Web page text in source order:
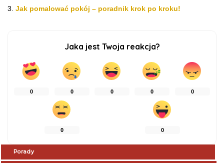
Jak pomalować pokój – poradnik krok po kroku!
Jaka jest Twoja reakcja?
0 0 0 0 0
0 0
Porady